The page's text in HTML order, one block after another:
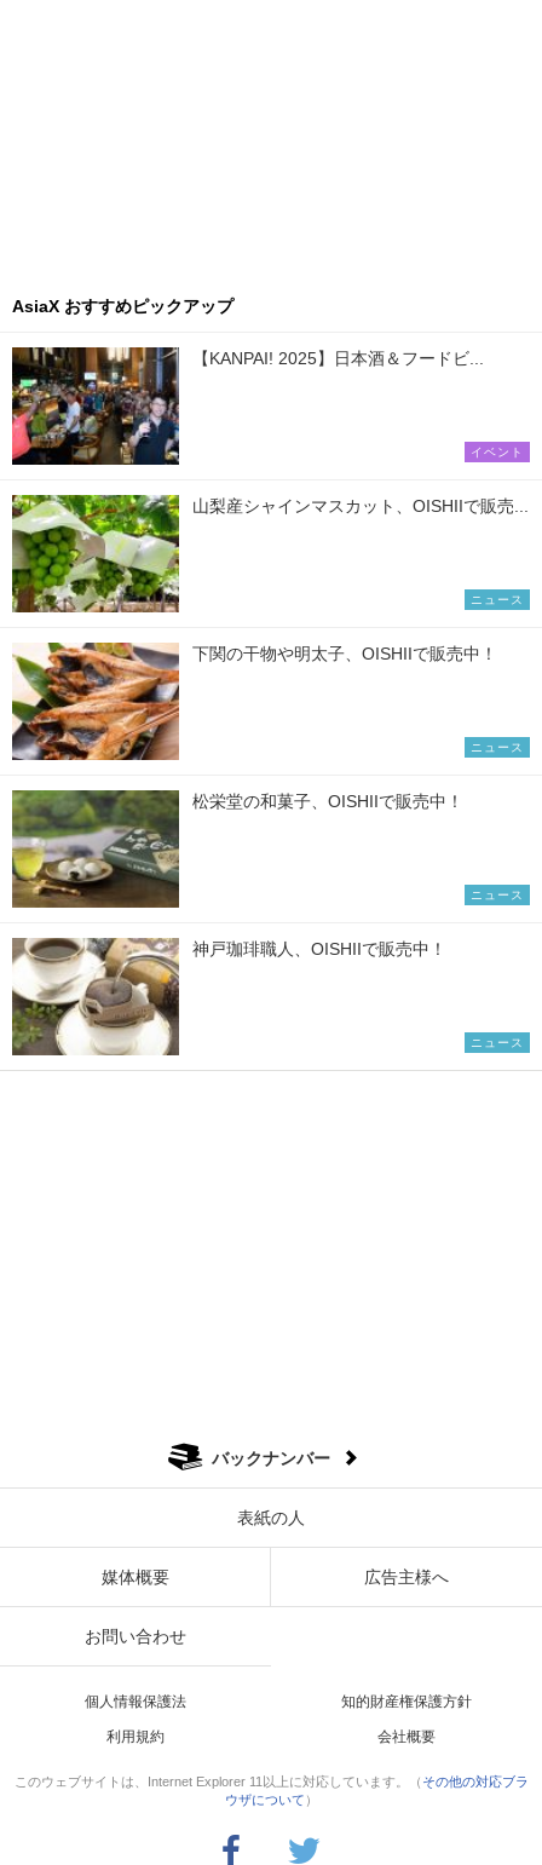
AsiaX おすすめピックアップ
【KANPAI! 2025】日本酒＆フードビ...
イベント
山梨産シャインマスカット、OISHIIで販売...
ニュース
下関の干物や明太子、OISHIIで販売中！
ニュース
松栄堂の和菓子、OISHIIで販売中！
ニュース
神戸珈琲職人、OISHIIで販売中！
ニュース
バックナンバー
表紙の人
媒体概要 広告主様へ
お問い合わせ
個人情報保護法 知的財産権保護方針
利用規約 会社概要
このウェブサイトは、Internet Explorer 11以上に対応しています。（ その他の対応ブラ
ウザについて ）